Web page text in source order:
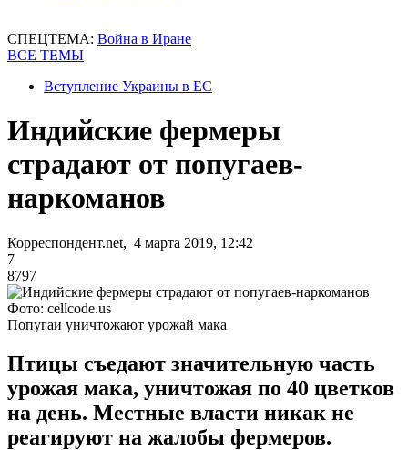
СПЕЦТЕМА: Война в Иране
ВСЕ ТЕМЫ
Вступление Украины в ЕС
Индийские фермеры
страдают от попугаев-
наркоманов
Корреспондент.net, 4 марта 2019, 12:42
7
8797
Фото: cellcode.us
Попугаи уничтожают урожай мака
Птицы съедают значительную часть
урожая мака, уничтожая по 40 цветков
на день. Местные власти никак не
реагируют на жалобы фермеров.